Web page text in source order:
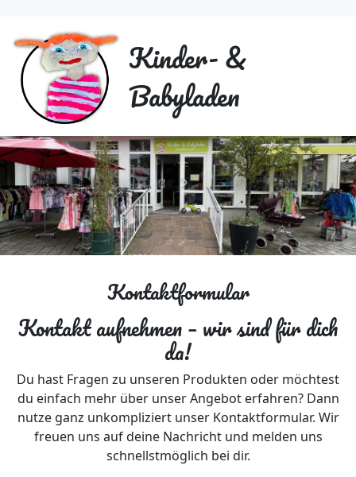
Kinder- &
Babyladen
Kontaktformular
Kontakt aufnehmen – wir sind für dich
da!
Du hast Fragen zu unseren Produkten oder möchtest
du einfach mehr über unser Angebot erfahren? Dann
nutze ganz unkompliziert unser Kontaktformular. Wir
freuen uns auf deine Nachricht und melden uns
schnellstmöglich bei dir.